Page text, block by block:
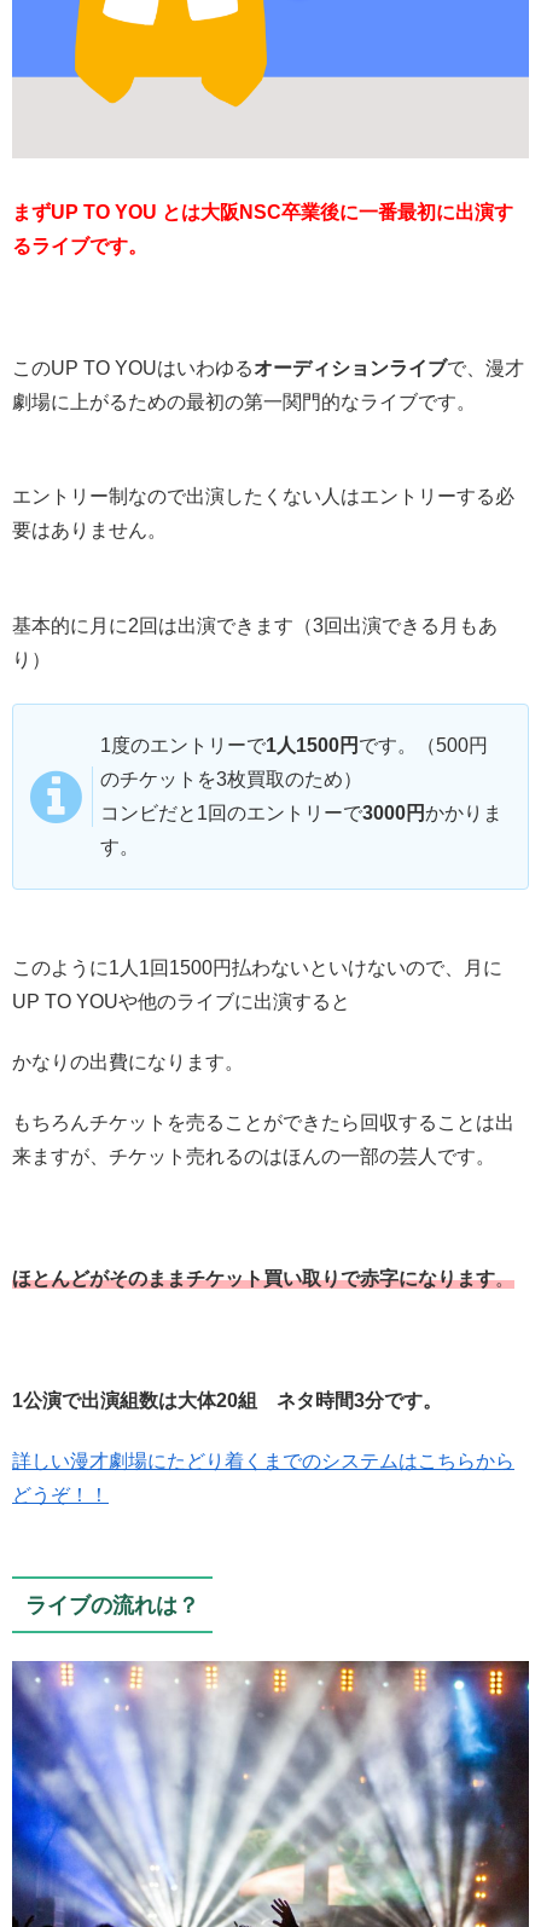
まずUP TO YOU とは大阪NSC卒業後に一番最初に出演す
るライブです。
このUP TO YOUはいわゆるオーディションライブで、漫才
劇場に上がるための最初の第一関門的なライブです。
エントリー制なので出演したくない人はエントリーする必
要はありません。
基本的に月に2回は出演できます（3回出演できる月もあ
り）
1度のエントリーで1人1500円 です。（500円
のチケットを3枚買取のため）
コンビだと1回のエントリーで3000円かかりま
す。
このように1人1回1500円払わないといけないので、月に
UP TO YOUや他のライブに出演すると
かなりの出費になります。
もちろんチケットを売ることができたら回収することは出
来ますが、チケット売れるのはほんの一部の芸人です。
ほとんどがそのままチケット買い取りで赤字になります。
1公演で出演組数は大体20組 ネタ時間3分です。
詳しい漫才劇場にたどり着くまでのシステムはこちらから
どうぞ！！
ライブの流れは？